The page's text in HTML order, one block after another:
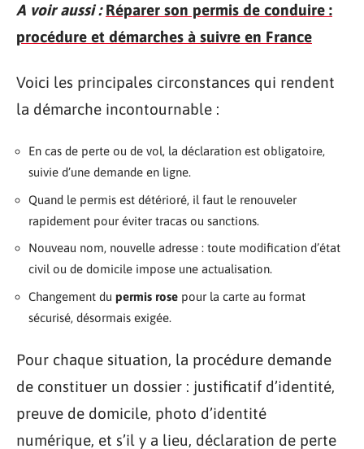
A voir aussi : Réparer son permis de conduire :
procédure et démarches à suivre en France
Voici les principales circonstances qui rendent
la démarche incontournable :
En cas de perte ou de vol, la déclaration est obligatoire,
suivie d’une demande en ligne.
Quand le permis est détérioré, il faut le renouveler
rapidement pour éviter tracas ou sanctions.
Nouveau nom, nouvelle adresse : toute modification d’état
civil ou de domicile impose une actualisation.
Changement du permis rose pour la carte au format
sécurisé, désormais exigée.
Pour chaque situation, la procédure demande
de constituer un dossier : justificatif d’identité,
preuve de domicile, photo d’identité
numérique, et s’il y a lieu, déclaration de perte